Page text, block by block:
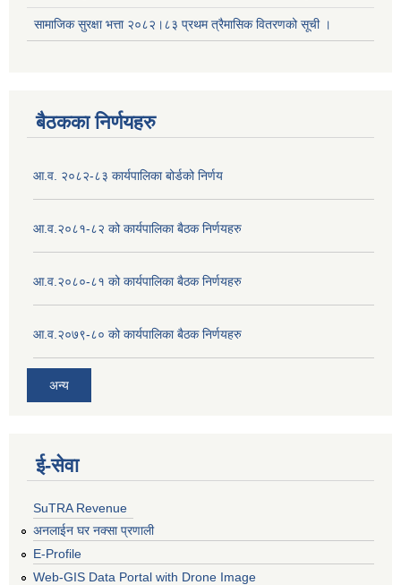
सामाजिक सुरक्षा भत्ता २०८२।८३ प्रथम त्रैमासिक वितरणको सूची ।
बैठकका निर्णयहरु
आ.व. २०८२-८३ कार्यपालिका बोर्डको निर्णय
आ.व.२०८१-८२ को कार्यपालिका बैठक निर्णयहरु
आ.व.२०८०-८१ को कार्यपालिका बैठक निर्णयहरु
आ.व.२०७९-८० को कार्यपालिका बैठक निर्णयहरु
अन्य
ई‍-सेवा
SuTRA Revenue
अनलाईन घर नक्सा प्रणाली
E-Profile
Web-GIS Data Portal with Drone Image